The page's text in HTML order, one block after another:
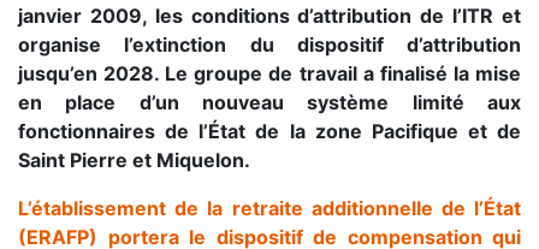
janvier 2009, les conditions d’attribution de l’ITR et
organise l’extinction du dispositif d’attribution
jusqu’en 2028. Le groupe de travail a finalisé la mise
en place d’un nouveau système limité aux
fonctionnaires de l’État de la zone Pacifique et de
Saint Pierre et Miquelon.
L’établissement de la retraite additionnelle de l’État
(ERAFP) portera le dispositif de compensation qui